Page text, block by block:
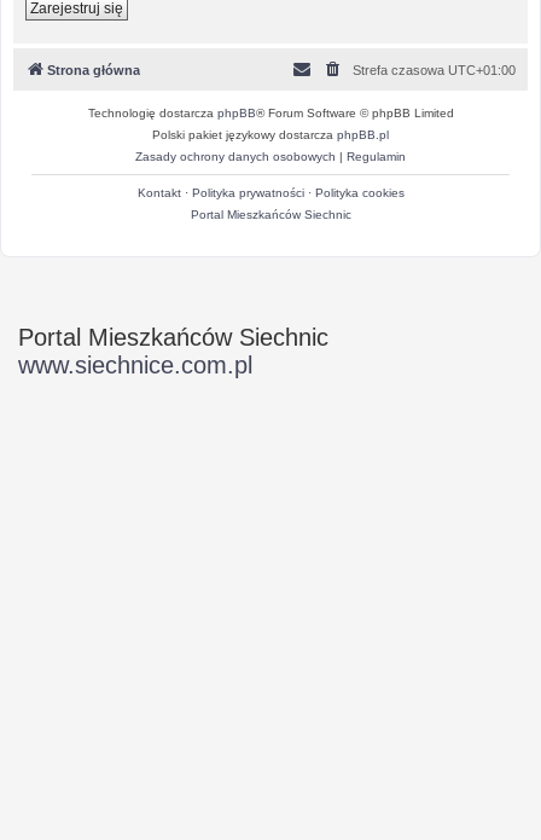
Zarejestruj się
Strona główna Strefa czasowa UTC+01:00
Technologię dostarcza phpBB® Forum Software © phpBB Limited
Polski pakiet językowy dostarcza phpBB.pl
Zasady ochrony danych osobowych | Regulamin
Kontakt· Polityka prywatności· Polityka cookies
Portal Mieszkańców Siechnic
Portal Mieszkańców Siechnic
www.siechnice.com.pl